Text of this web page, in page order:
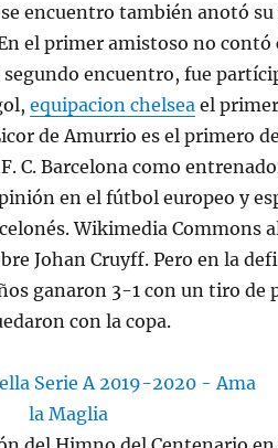
encuentro también anotó
el primer amistoso no
encuentro, fue
equipacion chelseael
de Amurrio es el primero
C. Barcelona como
en el fútbol europeo y
Wikimedia Commons
Johan Cruyff. Pero en la
ganaron 3-1 con un tiro de
con la copa.